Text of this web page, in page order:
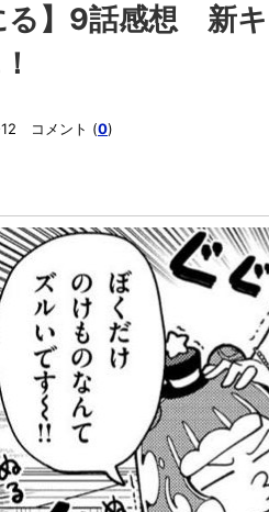
る】9話感想 新
コメント (0)